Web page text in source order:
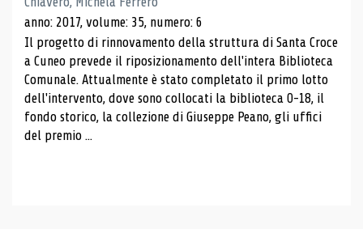
anno: 2017, volume: 35, numero: 6
Il progetto di rinnovamento della struttura di Santa Croce
a Cuneo prevede il riposizionamento dell'intera Biblioteca
Comunale. Attualmente è stato completato il primo lotto
dell'intervento, dove sono collocati la biblioteca 0-18, il
fondo storico, la collezione di Giuseppe Peano, gli uffici
del premio ...